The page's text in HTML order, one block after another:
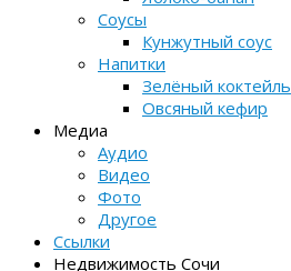
Соусы
Кунжутный соус
Напитки
Зелёный коктейль
Овсяный кефир
Медиа
Аудио
Видео
Фото
Другое
Ссылки
Недвижимость Сочи